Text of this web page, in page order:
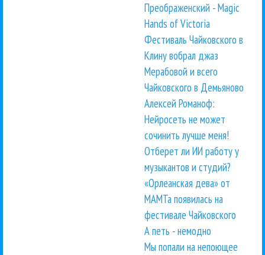
Преображенский - Magic
Hands of Victoria
Фестиваль Чайковского в
Клину вобрал джаз
Мерабовой и всего
Чайковского в Демьяново
Алексей Романоф:
Нейросеть не может
сочинить лучше меня!
Отберет ли ИИ работу у
музыкантов и студий?
«Орлеанская дева» от
МАМТа появилась на
фестивале Чайковского
А петь - немодно
Мы попали на непоющее